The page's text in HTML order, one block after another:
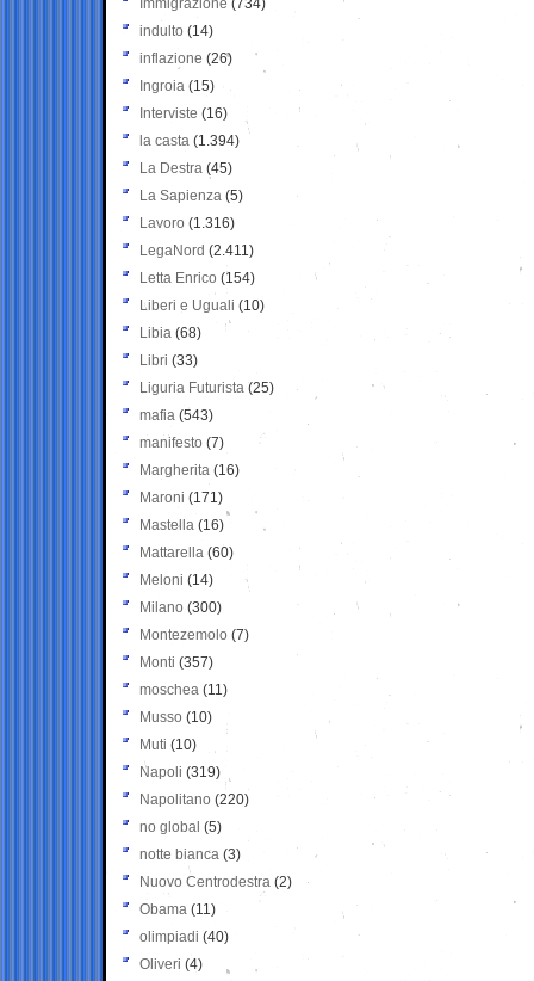
Immigrazione (734)
indulto (14)
inflazione (26)
Ingroia (15)
Interviste (16)
la casta (1.394)
La Destra (45)
La Sapienza (5)
Lavoro (1.316)
LegaNord (2.411)
Letta Enrico (154)
Liberi e Uguali (10)
Libia (68)
Libri (33)
Liguria Futurista (25)
mafia (543)
manifesto (7)
Margherita (16)
Maroni (171)
Mastella (16)
Mattarella (60)
Meloni (14)
Milano (300)
Montezemolo (7)
Monti (357)
moschea (11)
Musso (10)
Muti (10)
Napoli (319)
Napolitano (220)
no global (5)
notte bianca (3)
Nuovo Centrodestra (2)
Obama (11)
olimpiadi (40)
Oliveri (4)